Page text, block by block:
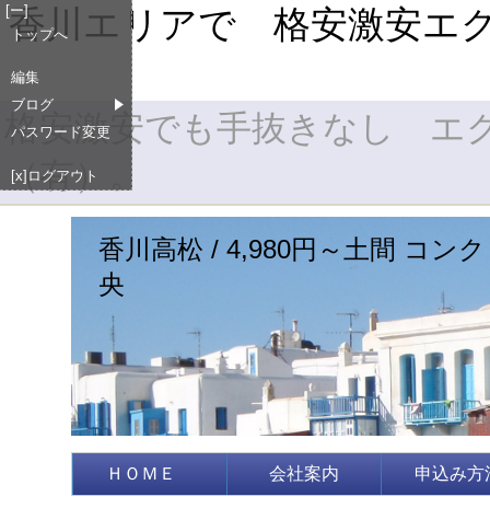
香川エリアで 格安激安エ
[ー]
トップへ
編集
ブログ
パスワード変更
[x]ログアウト
格安激安でも手抜きなし エ
（有）。
香川高松 / 4,980円～土間 コ
央
ＨＯＭＥ 会社案内 申込み方